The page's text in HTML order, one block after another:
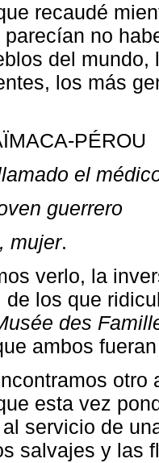
recaudé
no
del
los más
PÉROU
el
guerrero
mujer.
verlo, la
de los que
des
ambos
otro
esta vez
servicio de
salvajes y las